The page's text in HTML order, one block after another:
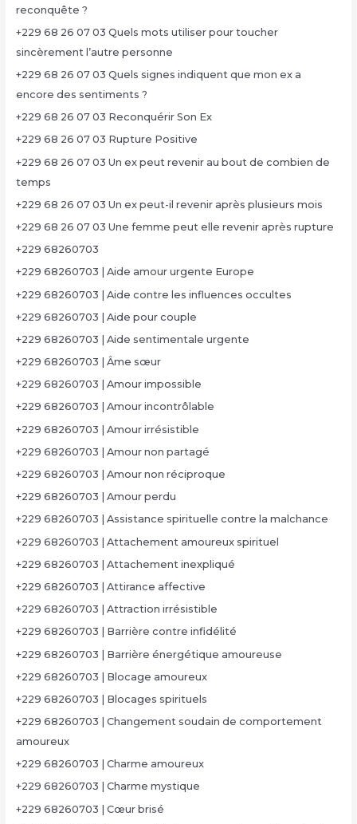
reconquête ?
+229 68 26 07 03 Quels mots utiliser pour toucher
sincèrement l’autre personne
+229 68 26 07 03 Quels signes indiquent que mon ex a
encore des sentiments ?
+229 68 26 07 03 Reconquérir Son Ex
+229 68 26 07 03 Rupture Positive
+229 68 26 07 03 Un ex peut revenir au bout de combien de
temps
+229 68 26 07 03 Un ex peut-il revenir après plusieurs mois
+229 68 26 07 03 Une femme peut elle revenir après rupture
+229 68260703
+229 68260703 | Aide amour urgente Europe
+229 68260703 | Aide contre les influences occultes
+229 68260703 | Aide pour couple
+229 68260703 | Aide sentimentale urgente
+229 68260703 | Âme sœur
+229 68260703 | Amour impossible
+229 68260703 | Amour incontrôlable
+229 68260703 | Amour irrésistible
+229 68260703 | Amour non partagé
+229 68260703 | Amour non réciproque
+229 68260703 | Amour perdu
+229 68260703 | Assistance spirituelle contre la malchance
+229 68260703 | Attachement amoureux spirituel
+229 68260703 | Attachement inexpliqué
+229 68260703 | Attirance affective
+229 68260703 | Attraction irrésistible
+229 68260703 | Barrière contre infidélité
+229 68260703 | Barrière énergétique amoureuse
+229 68260703 | Blocage amoureux
+229 68260703 | Blocages spirituels
+229 68260703 | Changement soudain de comportement
amoureux
+229 68260703 | Charme amoureux
+229 68260703 | Charme mystique
+229 68260703 | Cœur brisé